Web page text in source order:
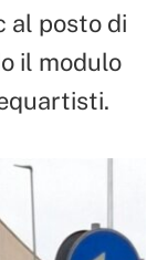
al posto di
il modulo